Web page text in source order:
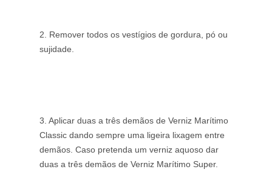
2. Remover todos os vestígios de gordura, pó ou
sujidade.
3. Aplicar duas a três demãos de Verniz Marítimo
Classic dando sempre uma ligeira lixagem entre
demãos. Caso pretenda um verniz aquoso dar
duas a três demãos de Verniz Marítimo Super.